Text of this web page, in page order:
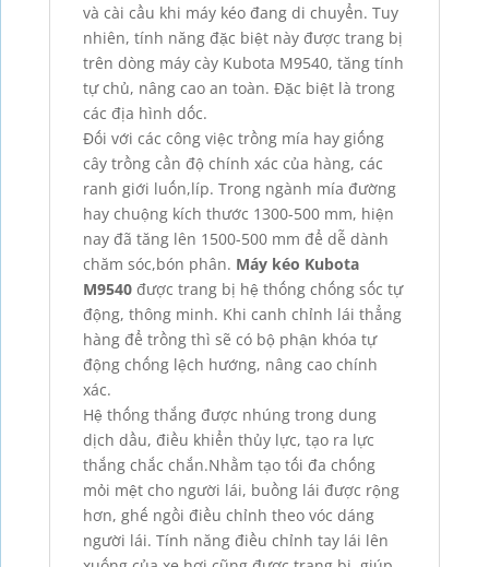
và cài cầu khi máy kéo đang di chuyển. Tuy
nhiên, tính năng đặc biệt này được trang bị
trên dòng máy cày Kubota M9540, tăng tính
tự chủ, nâng cao an toàn. Đặc biệt là trong
các địa hình dốc.
Đối với các công việc trồng mía hay giống
cây trồng cần độ chính xác của hàng, các
ranh giới luốn,líp. Trong ngành mía đường
hay chuộng kích thước 1300-500 mm, hiện
nay đã tăng lên 1500-500 mm để dễ dành
chăm sóc,bón phân. Máy kéo Kubota
M9540được trang bị hệ thống chống sốc tự
động, thông minh. Khi canh chỉnh lái thẳng
hàng để trồng thì sẽ có bộ phận khóa tự
động chống lệch hướng, nâng cao chính
xác.
Hệ thống thắng được nhúng trong dung
dịch dầu, điều khiển thủy lực, tạo ra lực
thắng chắc chắn.Nhằm tạo tối đa chống
mỏi mệt cho người lái, buồng lái được rộng
hơn, ghế ngồi điều chỉnh theo vóc dáng
người lái. Tính năng điều chỉnh tay lái lên